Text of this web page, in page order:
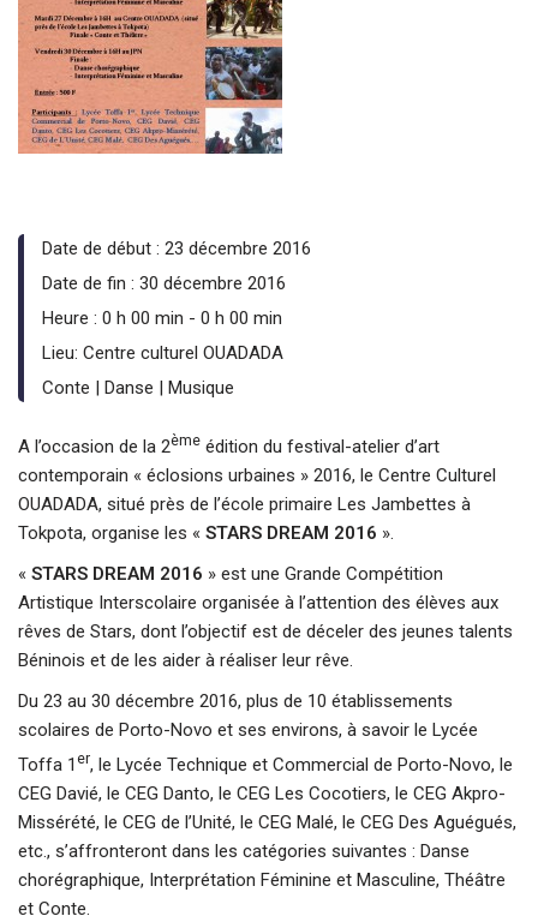
Date de début : 23 décembre 2016
Date de fin : 30 décembre 2016
Heure : 0 h 00 min - 0 h 00 min
Lieu: Centre culturel OUADADA
Conte | Danse | Musique
A l’occasion de la 2ème édition du festival-atelier d’art
contemporain « éclosions urbaines » 2016, le Centre Culturel
OUADADA, situé près de l’école primaire Les Jambettes à
Tokpota, organise les « STARS DREAM 2016 ».
« STARS DREAM 2016 » est une Grande Compétition
Artistique Interscolaire organisée à l’attention des élèves aux
rêves de Stars, dont l’objectif est de déceler des jeunes talents
Béninois et de les aider à réaliser leur rêve.
Du 23 au 30 décembre 2016, plus de 10 établissements
scolaires de Porto-Novo et ses environs, à savoir le Lycée
Toffa 1 er, le Lycée Technique et Commercial de Porto-Novo, le
CEG Davié, le CEG Danto, le CEG Les Cocotiers, le CEG Akpro-
Missérété, le CEG de l’Unité, le CEG Malé, le CEG Des Aguégués,
etc., s’affronteront dans les catégories suivantes : Danse
chorégraphique, Interprétation Féminine et Masculine, Théâtre
et Conte.